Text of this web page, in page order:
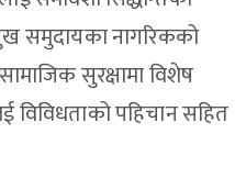
समुदायका नागरिकको
सुरक्षामा विशेष
पहिचान सहित